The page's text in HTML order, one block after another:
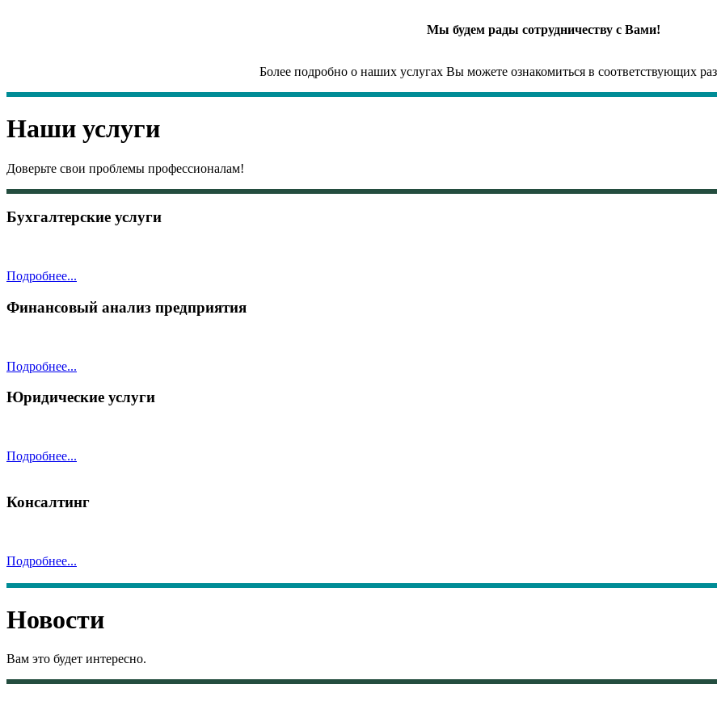
Мы будем рады сотрудничеству с Вами!
Более подробно о наших услугах Вы можете ознакомиться в соответствующих
Наши услуги
Доверьте свои проблемы профессионалам!
Бухгалтерские услуги
Подробнее...
Финансовый анализ предприятия
Подробнее...
Юридические услуги
Подробнее...
Консалтинг
Подробнее...
Новости
Вам это будет интересно.